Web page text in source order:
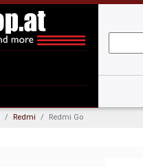
Redmi Redmi Go